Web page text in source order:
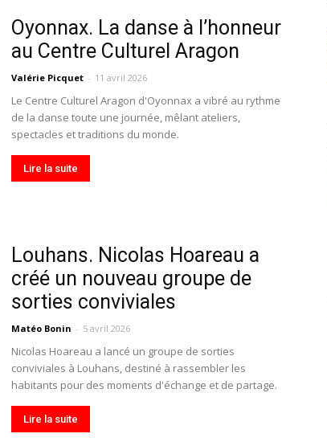
Oyonnax. La danse à l’honneur
au Centre Culturel Aragon
Valérie Picquet - 11 avril 2026
Le Centre Culturel Aragon d'Oyonnax a vibré au rythme
de la danse toute une journée, mêlant ateliers,
spectacles et traditions du monde.
Lire la suite
Louhans. Nicolas Hoareau a
créé un nouveau groupe de
sorties conviviales
Matéo Bonin - 5 avril 2026
Nicolas Hoareau a lancé un groupe de sorties
conviviales à Louhans, destiné à rassembler les
habitants pour des moments d'échange et de partage.
Lire la suite